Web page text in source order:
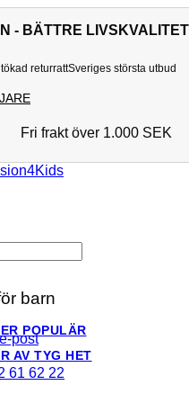
- BÄTTRE LIVSKVALITET
returrattSveriges största utbud
Fri frakt över 1.000 SEK
Utökad returratt
Sveriges största utbud
post
61 62 22
barn
AV TYG